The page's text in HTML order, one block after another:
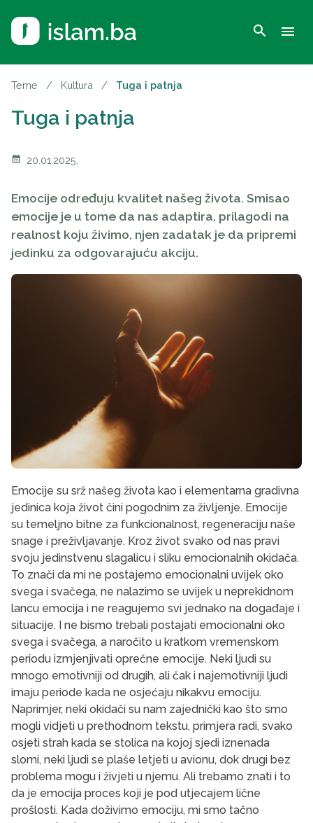
search menu
Teme / Kultura / Tuga i patnja
Tuga i patnja
calendar_month 20.01.2025.
Emocije određuju kvalitet našeg života. Smisao
emocije je u tome da nas adaptira, prilagodi na
realnost koju živimo, njen zadatak je da pripremi
jedinku za odgovarajuću akciju.
Emocije su srž našeg života kao i elementarna gradivna
jedinica koja život čini pogodnim za življenje. Emocije
su temeljno bitne za funkcionalnost, regeneraciju naše
snage i preživljavanje. Kroz život svako od nas pravi
svoju jedinstvenu slagalicu i sliku emocionalnih okidača.
To znači da mi ne postajemo emocionalni uvijek oko
svega i svačega, ne nalazimo se uvijek u neprekidnom
lancu emocija i ne reagujemo svi jednako na događaje i
situacije. I ne bismo trebali postajati emocionalni oko
svega i svačega, a naročito u kratkom vremenskom
periodu izmjenjivati oprečne emocije. Neki ljudi su
mnogo emotivniji od drugih, ali čak i najemotivniji ljudi
imaju periode kada ne osjećaju nikakvu emociju.
Naprimjer, neki okidači su nam zajednički kao što smo
mogli vidjeti u prethodnom tekstu, primjera radi, svako
osjeti strah kada se stolica na kojoj sjedi iznenada
slomi, neki ljudi se plaše letjeti u avionu, dok drugi bez
problema mogu i živjeti u njemu. Ali trebamo znati i to
da je emocija proces koji je pod utjecajem lične
prošlosti. Kada doživimo emociju, mi smo tačno